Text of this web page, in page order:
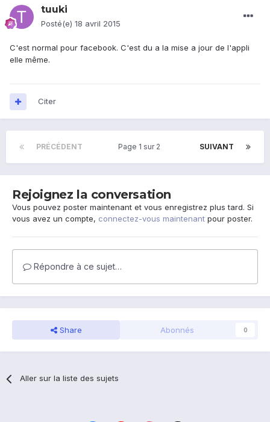
tuuki
Posté(e) 18 avril 2015
C'est normal pour facebook. C'est du a la mise a jour de l'appli
elle même.
Citer
PRÉCÉDENT SUIVANT
Page 1 sur 2
Rejoignez la conversation
Vous pouvez poster maintenant et vous enregistrez plus tard. Si
vous avez un compte, connectez-vous maintenant pour poster.
Répondre à ce sujet…
Share Abonnés 0
Aller sur la liste des sujets